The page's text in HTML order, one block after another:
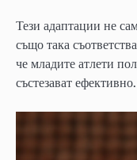
Тези адаптации не
също така
че младите атлети
състезават ефективно.